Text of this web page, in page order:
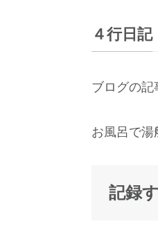
４行日記
ブログの
お風呂で
記録